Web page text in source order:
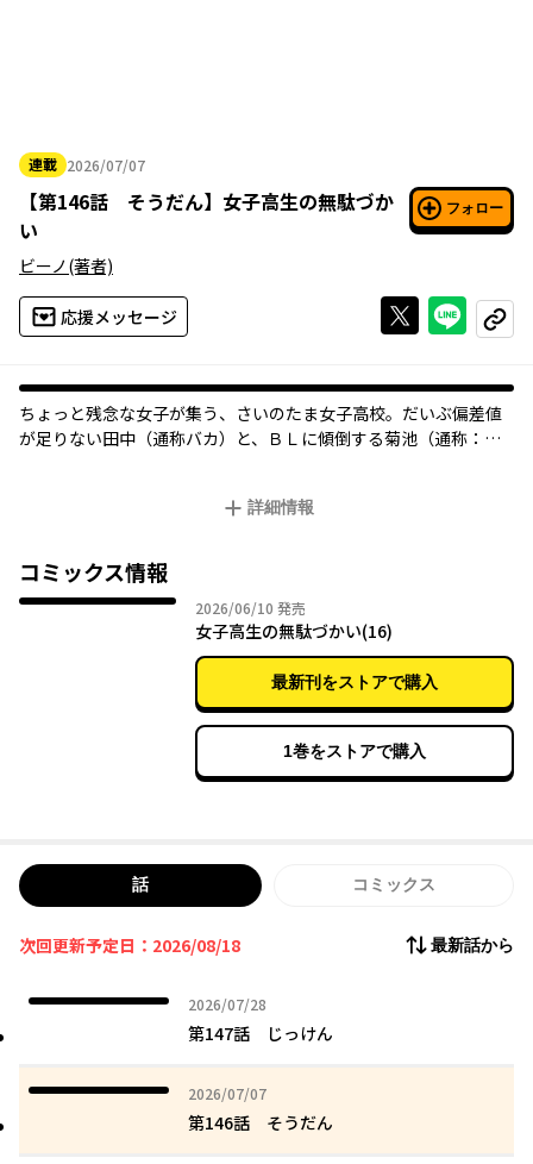
連載 2026/07/07
2026年07月07日
【第146話 そうだん】 女子高生の無駄づか
い
フォロー
ビーノ (著者)
応援メッセージ Xで投稿する
ライン
コピー
ちょっと残念な女子が集う、さいのたま女子高校。だいぶ偏差値
が足りない田中（通称バカ）と、ＢＬに傾倒する菊池（通称：ヲ
い “女子高生”を無駄に浪費する、日常学園コメディ。
詳細情報
コミックス情報
2026/06/10 2026年06月10日
発売
女子高生の無駄づかい(16)
最新刊をストアで購入
1巻をストアで購入
話 コミックス
次回更新予定日：2026/08/18 最新話から
2026/07/28
2026年07月28日
第147話 じっけん
2026/07/07
2026年07月07日
第146話 そうだん